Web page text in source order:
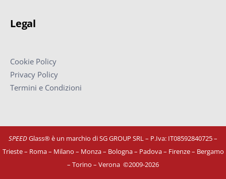
Legal
Cookie Policy
Privacy Policy
Termini e Condizioni
SPEEDGlass® è un marchio di SG GROUP SRL – P.Iva: IT08592840725–
Trieste – Roma – Milano – Monza – Bologna – Padova – Firenze – Bergamo
– Torino – Verona ©2009-2026